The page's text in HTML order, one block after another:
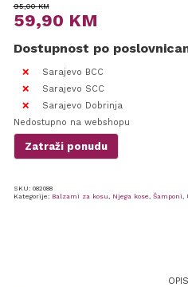
95,00KM
Original
price
was:
95,00 KM.
59,90 KM
Current
price
is:
59,90 KM.
Dostupnost po
Sarajevo BCC
Sarajevo SCC
Sarajevo Dobrinja
Nedostupno na webshopu
Zatraži ponudu
SKU: 082088
Kategorije: Balzami za kosu, Njega kose, Šamponi,
OPIS